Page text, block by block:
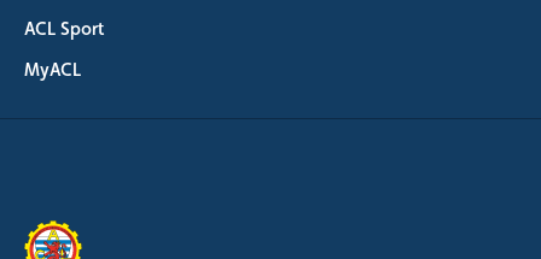
ACL Sport
MyACL